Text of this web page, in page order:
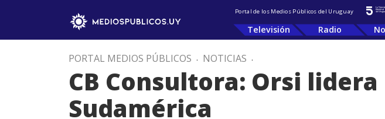
Portal de los Medios Públicos del Uruguay
Televisión Radio
PORTAL MEDIOS PÚBLICOS . NOTICIAS .
CB Consultora: Orsi
Sudamérica